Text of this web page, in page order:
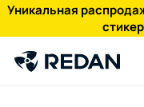
Уникальная